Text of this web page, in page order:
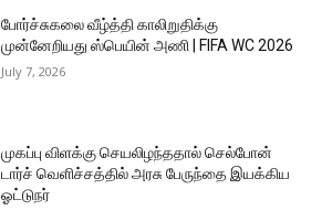
போர்ச்சுகலை வீழ்த்தி காலிறுதிக்கு
முன்னேறியது ஸ்பெயின் அணி | FIFA WC 2026
July 7, 2026
முகப்பு விளக்கு செயலிழந்ததால் செல்போன்
டார்ச் வெளிச்சத்தில் அரசு பேருந்தை இயக்கிய
ஓட்டுநர்